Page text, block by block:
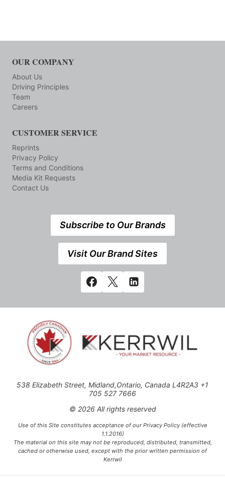
OUR COMPANY
About Us
Driving Principles
Team
Careers
CUSTOMER SERVICE
Reprints
Privacy Policy
Terms and Conditions
Media Kit Requests
Contact Us
Subscribe to Our Brands
Visit Our Brand Sites
538 Elizabeth Street, Midland,Ontario, Canada L4R2A3 +1
705 527 7666
© 2026 All rights reserved
Use of this Site constitutes acceptance of our Privacy Policy (effective
1.1.2016)
The material on this site may not be reproduced, distributed, transmitted,
cached or otherwise used, except with the prior written permission of
Kerrwil